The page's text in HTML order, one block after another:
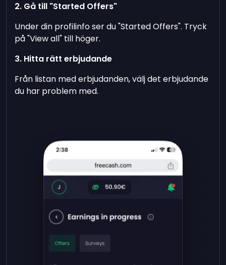
2. Gå till "Started Offers"
Under din profilinfo ser du "Started Offers". Tryck
på "View all" till höger.
3. Hitta rätt erbjudande
Från listan med erbjudanden, välj det erbjudande
du har problem med.